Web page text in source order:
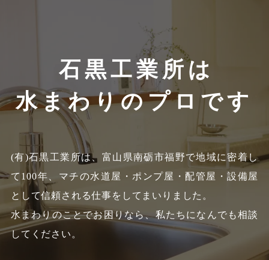
石黒工業所は
水まわりのプロです
(有)石黒工業所は、富山県南砺市福野で地域に密着し
て100年、 マチの水道屋・ポンプ屋・配管屋・設備屋
として信頼される仕事をしてまいりました。
水まわりのことでお困りなら、私たちになんでも相談
してください。